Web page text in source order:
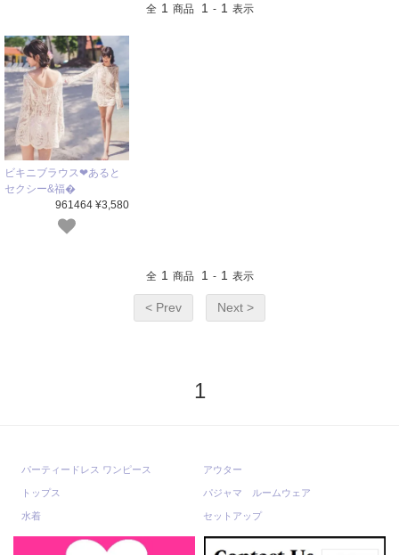
全 1 商品 1 - 1 表示
ビキニブラウス❤あると
セクシー&福�
961464 ¥3,580
全 1 商品 1 - 1 表示
< Prev Next >
1
パーティードレス ワンピース アウター
トップス パジャマ ルームウェア
水着 セットアップ